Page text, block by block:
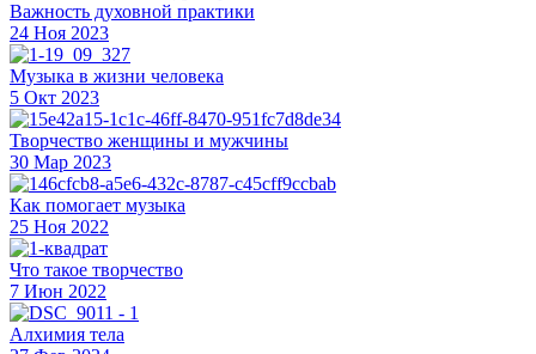
Важность духовной практики
24 Ноя 2023
Музыка в жизни человека
5 Окт 2023
Творчество женщины и мужчины
30 Мар 2023
Как помогает музыка
25 Ноя 2022
Что такое творчество
7 Июн 2022
Алхимия тела